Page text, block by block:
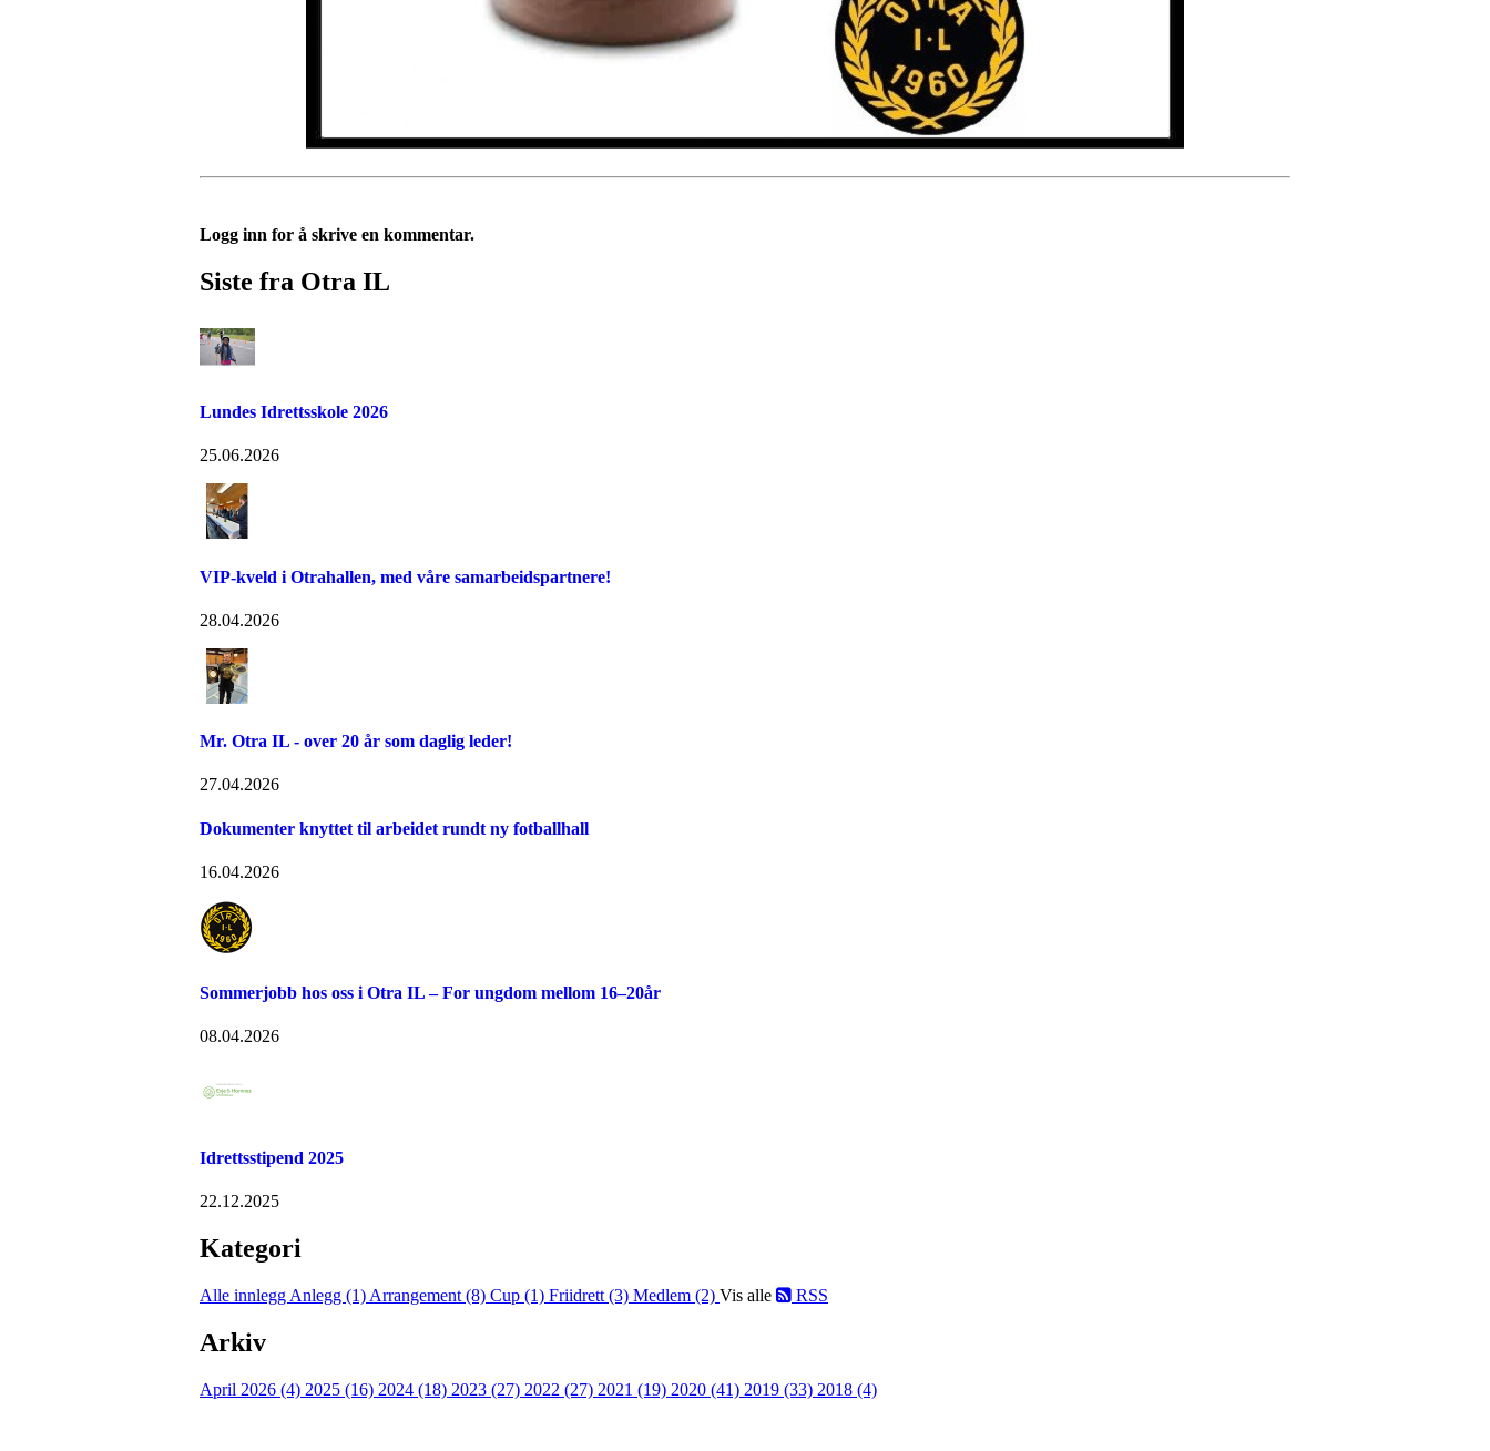
Logg inn for å skrive en kommentar.
Siste fra Otra IL
Lundes Idrettsskole 2026
25.06.2026
VIP-kveld i Otrahallen, med våre samarbeidspartnere!
28.04.2026
Mr. Otra IL - over 20 år som daglig leder!
27.04.2026
Dokumenter knyttet til arbeidet rundt ny fotballhall
16.04.2026
Sommerjobb hos oss i Otra IL – For ungdom mellom 16–20år
08.04.2026
Idrettsstipend 2025
22.12.2025
Kategori
Alle innlegg Anlegg (1) Arrangement (8) Cup (1) Friidrett (3) Medlem (2) Vis alle RSS
Arkiv
April 2026 (4) 2025 (16) 2024 (18) 2023 (27) 2022 (27) 2021 (19) 2020 (41) 2019 (33) 2018 (4)